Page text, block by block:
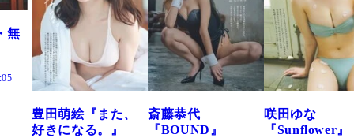
斎藤恭代
『BOUND』
咲田ゆな
『Sunflower』
藤水咲桜『花
だまり』